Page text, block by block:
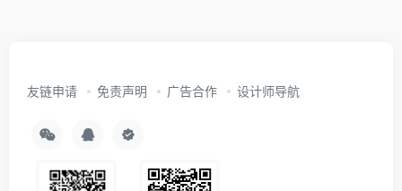
友链申请 免责声明 广告合作 设计师导航